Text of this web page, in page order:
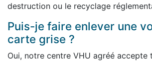
destruction ou le recyclage
Puis-je faire enlever une
carte grise ?
Oui, notre centre VHU agréé accepte